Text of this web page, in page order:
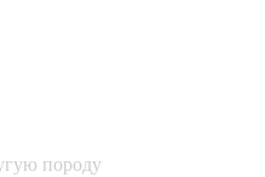
породу